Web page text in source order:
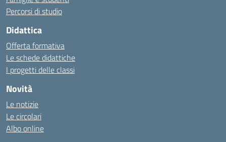
Percorsi di studio
Didattica
Offerta formativa
Le schede didattiche
I progetti delle classi
Novità
Le notizie
Le circolari
Albo online